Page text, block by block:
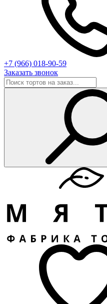
+7 (966) 018-90-59
Заказать звонок